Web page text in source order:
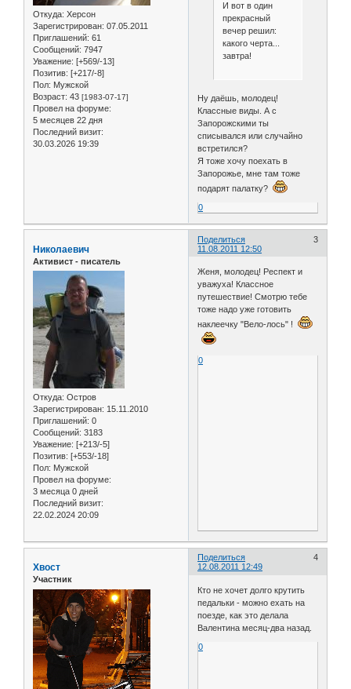
Откуда: Херсон
Зарегистрирован: 07.05.2011
Приглашений: 61
Сообщений: 7947
Уважение: [+569/-13]
Позитив: [+217/-8]
Пол: Мужской
Возраст: 43 [1983-07-17]
Провел на форуме:
5 месяцев 22 дня
Последний визит:
30.03.2026 19:39
И вот в один
прекрасный
вечер решил:
какого черта...
завтра!
Ну даёшь, молодец!
Классные виды. А с
Запорожскими ты
списывался или случайно
встретился?
Я тоже хочу поехать в
Запорожье, мне там тоже
подарят палатку?
0
Поделиться
3
11.08.2011 12:50
Николаевич
Активист - писатель
Откуда: Остров
Зарегистрирован: 15.11.2010
Приглашений: 0
Сообщений: 3183
Уважение: [+213/-5]
Позитив: [+553/-18]
Пол: Мужской
Провел на форуме:
3 месяца 0 дней
Последний визит:
22.02.2024 20:09
Женя, молодец! Респект и
уважуха! Классное
путешествие! Смотрю тебе
тоже надо уже готовить
наклеечку "Вело-лось" !
0
Поделиться
4
12.08.2011 12:49
Хвост
Участник
Кто не хочет долго крутить
педальки - можно ехать на
поезде, как это делала
Валентина месяц-два назад.
0